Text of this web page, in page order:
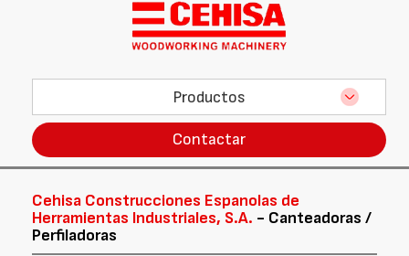
Productos
Contactar
Cehisa Construcciones Espanolas de
Herramientas Industriales, S.A. - Canteadoras /
Perfiladoras